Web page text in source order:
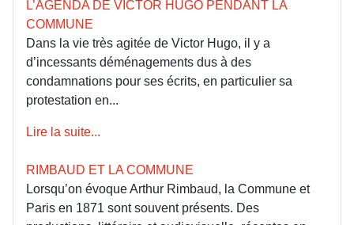
L’AGENDA DE VICTOR HUGO PENDANT LA
COMMUNE
Dans la vie très agitée de Victor Hugo, il y a
d’incessants déménagements dus à des
condamnations pour ses écrits, en particulier sa
protestation en...
Lire la suite...
RIMBAUD ET LA COMMUNE
Lorsqu’on évoque Arthur Rimbaud, la Commune et
Paris en 1871 sont souvent présents. Des